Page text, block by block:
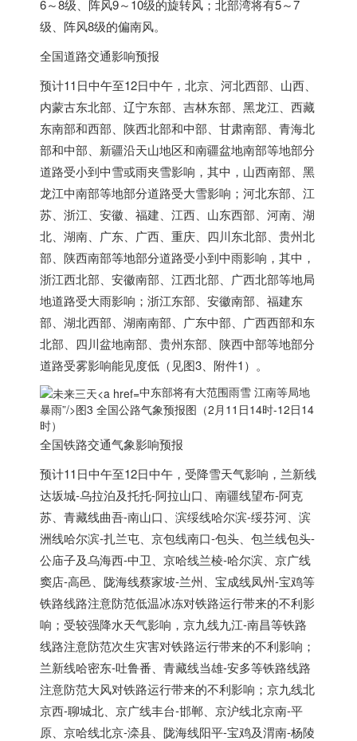
6～8级、阵风9～10级的旋转风；北部湾将有5～7
级、阵风8级的偏南风。
全国道路交通影响预报
预计11日中午至12日中午，北京、河北西部、山西、
内蒙古东北部、辽宁东部、吉林东部、黑龙江、西藏
东南部和西部、陕西北部和中部、甘肃南部、青海北
部和中部、新疆沿天山地区和南疆盆地南部等地部分
道路受小到中雪或雨夹雪影响，其中，山西南部、黑
龙江中南部等地部分道路受大雪影响；河北东部、江
苏、浙江、安徽、福建、江西、山东西部、河南、湖
北、湖南、广东、广西、重庆、四川东北部、贵州北
部、陕西南部等地部分道路受小到中雨影响，其中，
浙江西北部、安徽南部、江西北部、广西北部等地局
地道路受大雨影响；浙江东部、安徽南部、福建东
部、湖北西部、湖南南部、广东中部、广西西部和东
北部、四川盆地南部、贵州东部、陕西中部等地部分
道路受雾影响能见度低（见图3、附件1）。
中东部将有大范围雨雪 江南等局地
暴雨”/>图3 全国公路气象预报图（2月11日14时-12日14
时）
全国铁路交通气象影响预报
预计11日中午至12日中午，受降雪天气影响，兰新线
达坂城-乌拉泊及托托-阿拉山口、南疆线望布-阿克
苏、青藏线曲吾-南山口、滨绥线哈尔滨-绥芬河、滨
洲线哈尔滨-扎兰屯、京包线南口-包头、包兰线包头-
公庙子及乌海西-中卫、京哈线兰棱-哈尔滨、京广线
窦店-高邑、陇海线蔡家坡-兰州、宝成线凤州-宝鸡等
铁路线路注意防范低温冰冻对铁路运行带来的不利影
响；受较强降水天气影响，京九线九江-南昌等铁路
线路注意防范次生灾害对铁路运行带来的不利影响；
兰新线哈密东-吐鲁番、青藏线当雄-安多等铁路线路
注意防范大风对铁路运行带来的不利影响；京九线北
京西-聊城北、京广线丰台-邯郸、京沪线北京南-平
原、京哈线北京-滦县、陇海线阳平-宝鸡及渭南-杨陵